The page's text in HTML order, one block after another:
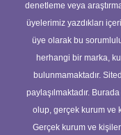
denetleme veya
üyelerimiz yazdıkları
üye olarak bu
herhangi bir marka,
bulunmamaktadır.
paylaşılmaktadır.
olup, gerçek kurum ve
Gerçek kurum ve